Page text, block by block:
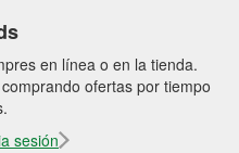
en línea o en la tienda.
ofertas por tiempo
sesión